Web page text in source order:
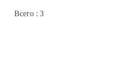
Всего : 3